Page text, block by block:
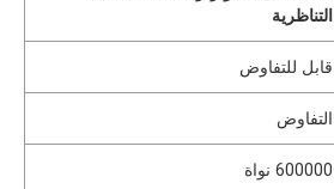
التناظرية
قابل للتفاوض
التفاوض
600000 نواة